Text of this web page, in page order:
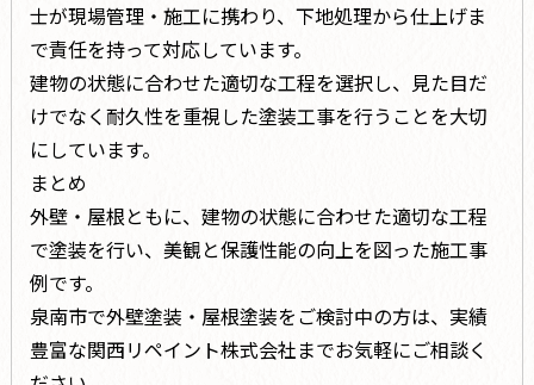
士が現場管理・施工に携わり、下地処理から仕上げま
で責任を持って対応しています。
建物の状態に合わせた適切な工程を選択し、見た目だ
けでなく耐久性を重視した塗装工事を行うことを大切
にしています。
まとめ
外壁・屋根ともに、建物の状態に合わせた適切な工程
で塗装を行い、美観と保護性能の向上を図った施工事
例です。
泉南市で外壁塗装・屋根塗装をご検討中の方は、実績
豊富な関西リペイント株式会社までお気軽にご相談く